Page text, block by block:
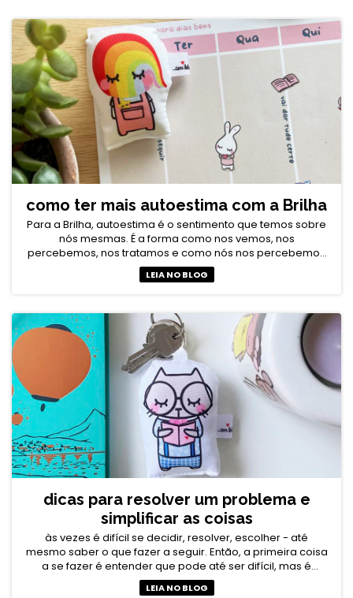
como ter mais autoestima com a Brilha
Para a Brilha, autoestima é o sentimento que temos sobre
nós mesmas. É a forma como nos vemos, nos
percebemos, nos tratamos e como nós nos percebemos
no mundo.
LEIA NO BLOG
dicas para resolver um problema e
simplificar as coisas
às vezes é difícil se decidir, resolver, escolher - até
mesmo saber o que fazer a seguir. Então, a primeira coisa
a se fazer é entender que pode até ser difícil, mas é
simples.
LEIA NO BLOG